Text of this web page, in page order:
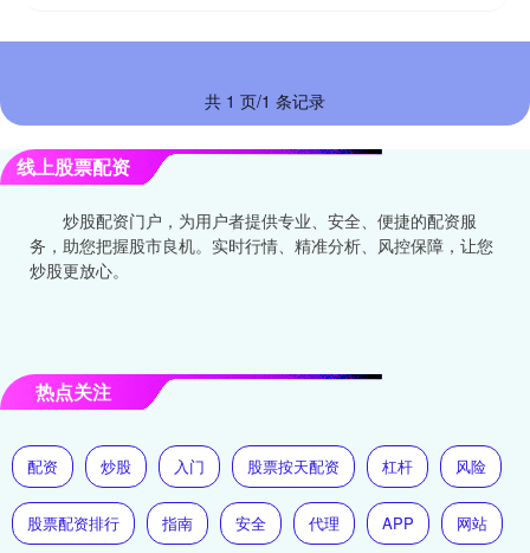
共 1 页/1 条记录
线上股票配资
炒股配资门户，为用户者提供专业、安全、便捷的配资服
务，助您把握股市良机。实时行情、精准分析、风控保障，让您
炒股更放心。
热点关注
配资 炒股 入门 股票按天配资 杠杆 风险
股票配资排行 指南 安全 代理 APP 网站